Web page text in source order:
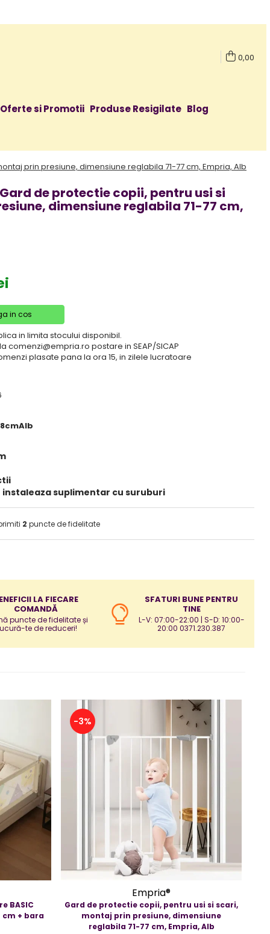
0,00
Oferte si Promotii Produse Resigilate Blog
prin presiune, dimensiune reglabila 71-77 cm, Empria, Alb
- Gard de protectie copii, pentru usi si
dimensiune reglabila 71-77 cm,
in cos
in limita stocului disponibil.
comenzi@empria.ro postare in SEAP/SICAP
plasate pana la ora 15, in zilele lucratoare
suplimentar cu suruburi
2 puncte de fidelitate
LA FIECARE
COMANDĂ
puncte de fidelitate și
te de reduceri!
SFATURI BUNE PENTRU
TINE
L-V: 07:00-22:00 | S-D: 10:00-
20:00 0371.230.387
BASIC
+ bara
-3%
Empria®
Gard de protectie copii, pentru usi si scari,
montaj prin presiune, dimensiune
reglabila 71-77 cm, Empria, Alb